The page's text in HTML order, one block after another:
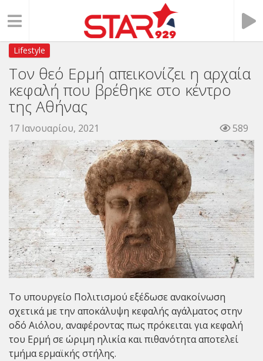
Lifestyle
Τον θεό Ερμή απεικονίζει η αρχαία
κεφαλή που βρέθηκε στο κέντρο
της Αθήνας
17 Ιανουαρίου, 2021 589
Το υπουργείο Πολιτισμού εξέδωσε ανακοίνωση
σχετικά με την αποκάλυψη κεφαλής αγάλματος στην
οδό Αιόλου, αναφέροντας πως πρόκειται για κεφαλή
του Ερμή σε ώριμη ηλικία και πιθανότητα αποτελεί
τμήμα ερμαϊκής στήλης.